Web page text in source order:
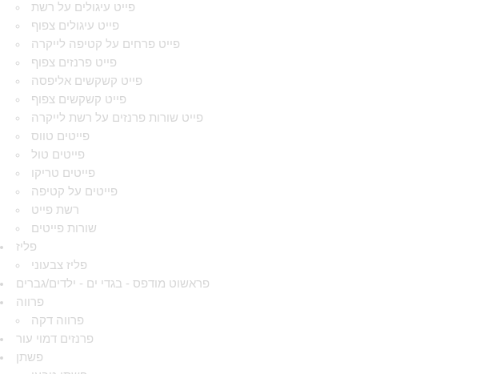
פייט עיגולים על רשת
פייט עיגולים צפוף
פייט פרחים על קטיפה לייקרה
פייט פרנזים צפוף
פייט קשקשים אליפסה
פייט קשקשים צפוף
פייט שורות פרנזים על רשת לייקרה
פייטים טווס
פייטים טול
פייטים טריקו
פייטים על קטיפה
רשת פייט
שורות פייטים
פליז
פליז צבעוני
פראשוט מודפס - בגדי ים - ילדים/גברים
פרווה
פרווה דקה
פרנזים דמוי עור
פשתן